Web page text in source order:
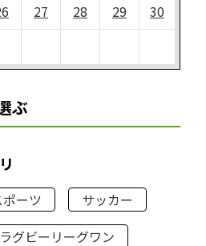
27 28 29
30
ぶ
ポーツ
サッカー
ラグビーリーグワン